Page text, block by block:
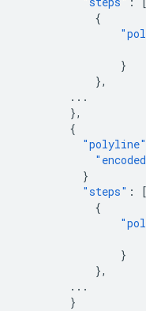
{
}
},
...
},
{
"polyline"
}
"steps" :
[
{
}
},
...
}